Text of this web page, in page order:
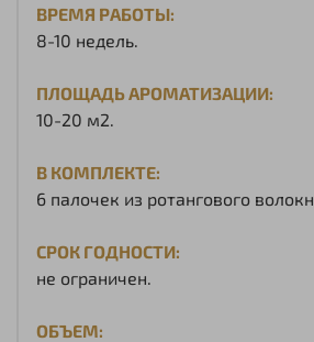
ВРЕМЯ РАБОТЫ:
8-10 недель.
ПЛОЩАДЬ АРОМАТИЗАЦИИ:
10-20 м2.
В КОМПЛЕКТЕ:
6 палочек из ротангового
СРОК ГОДНОСТИ:
не ограничен.
ОБЪЕМ: